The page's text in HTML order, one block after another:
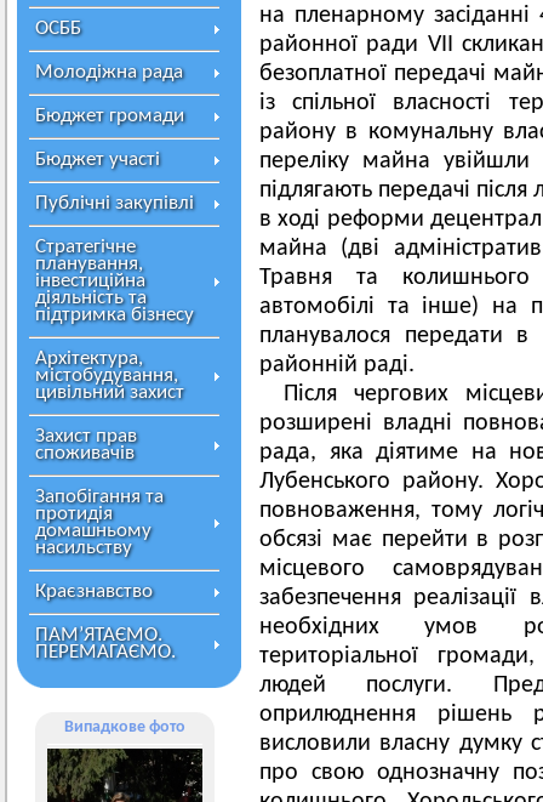
ОСББ
Молодіжна рада
Бюджет громади
Бюджет участі
Публічні закупівлі
Стратегічне
планування,
інвестиційна
діяльність та
підтримка бізнесу
Архітектура,
містобудування,
цивільний захист
Захист прав
споживачів
Запобігання та
протидія
домашньому
насильству
Краєзнавство
ПАМ’ЯТАЄМО.
ПЕРЕМАГАЄМО.
Випадкове фото
на пленарному засіданні
районної ради VII
безоплатної передачі
із спільної власності
району в комунальну
переліку майна
підлягають передачі після
в ході реформи
майна (дві
Травня та колишнього
автомобілі та інше) на
планувалося передати в
районній раді.
Після чергових
розширені владні
рада, яка діятиме на
Лубенського району.
повноваження, тому
обсязі має перейти в
місцевого
забезпечення
необхідних умов
територіальної
людей послуги.
оприлюднення рішень
висловили власну думку
про свою однозначну